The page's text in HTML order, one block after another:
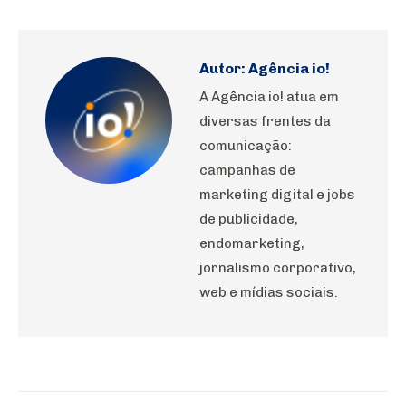
Autor: Agência io!
A Agência io! atua em
diversas frentes da
comunicação:
campanhas de
marketing digital e jobs
de publicidade,
endomarketing,
jornalismo corporativo,
web e mídias sociais.